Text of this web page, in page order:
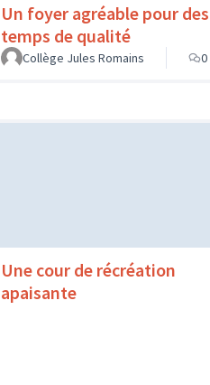
Un foyer agréable pour des
temps de qualité
Collège Jules Romains
0
Une cour de récréation
apaisante